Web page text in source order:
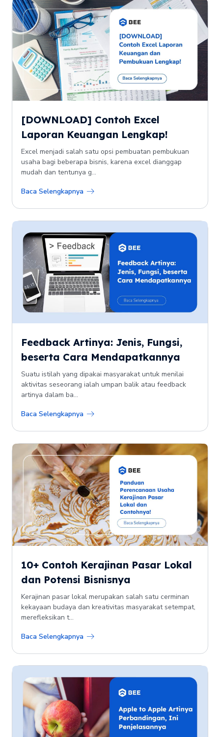
[DOWNLOAD] Contoh Excel
Laporan Keuangan Lengkap!
Excel menjadi salah satu opsi pembuatan pembukuan
usaha bagi beberapa bisnis, karena excel dianggap
mudah dan tentunya g...
Baca Selengkapnya
Feedback Artinya: Jenis, Fungsi,
beserta Cara Mendapatkannya
Suatu istilah yang dipakai masyarakat untuk menilai
aktivitas seseorang ialah umpan balik atau feedback
artinya dalam ba...
Baca Selengkapnya
10+ Contoh Kerajinan Pasar Lokal
dan Potensi Bisnisnya
Kerajinan pasar lokal merupakan salah satu cerminan
kekayaan budaya dan kreativitas masyarakat setempat,
merefleksikan t...
Baca Selengkapnya